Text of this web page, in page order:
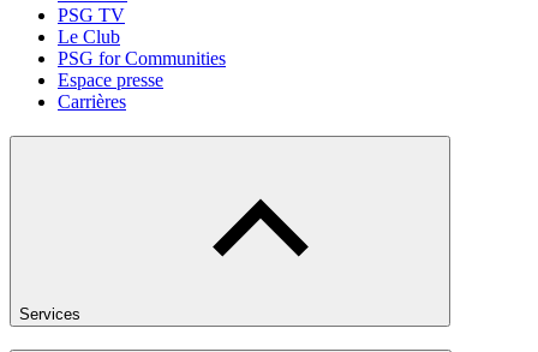
PSG TV
Le Club
PSG for Communities
Espace presse
Carrières
Services